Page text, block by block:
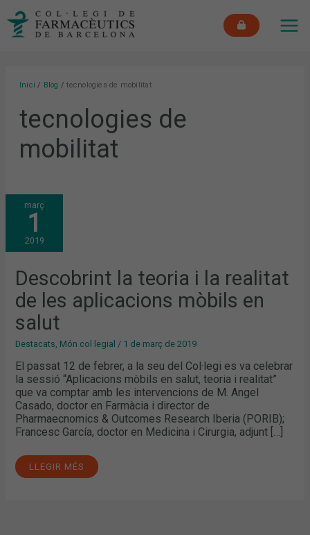
Inici Blog tecnologies de mobilitat
tecnologies de
mobilitat
març
1
2019
Descobrint la teoria i la realitat
de les aplicacions mòbils en
salut
Destacats Món col·legial / 1 de març de 2019
El passat 12 de febrer, a la seu del Col·legi es va celebrar
la sessió “Aplicacions mòbils en salut, teoria i realitat”
que va comptar amb les intervencions de M. Angel
Casado, doctor en Farmàcia i director de
Pharmaecnomics & Outcomes Research Iberia (PORIB);
Francesc García, doctor en Medicina i Cirurgia, adjunt […]
DESCOBRINT
LA
TEORIA
LA
REALITAT
DE
APLICACIONS
MÒBILS
EN
SALUT
LLEGIR MÉS